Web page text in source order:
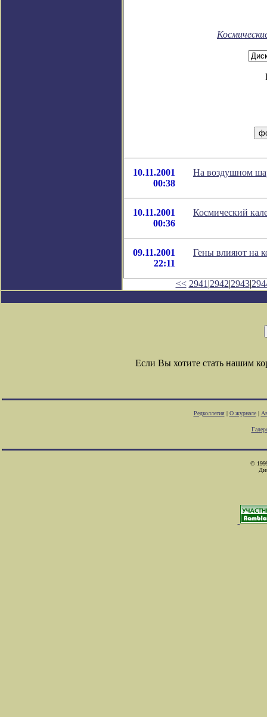
10.11.2001
00:38
На воздушном
10.11.2001
00:36
Космический
09.11.2001
22:11
Гены влияют на
<< 2941 |2942|2943|
Если Вы хотите стать нашим
Редколлегия| О журнале|
©